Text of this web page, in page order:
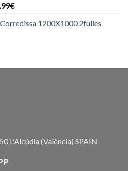
€El
actual 1200X1000 2fulles
L'Alcúdia (València) SPAIN